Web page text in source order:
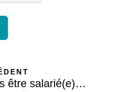
être salarié(e)…